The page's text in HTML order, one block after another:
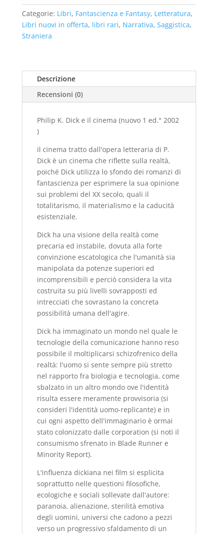
Dick
e
il
cinema
ed.
quantità
Categorie: Libri, Fantascienza e Fantasy, Letteratura,
Libri nuovi in offerta, libri rari, Narrativa, Saggistica,
Straniera
Descrizione
Recensioni (0)
Philip K. Dick e il cinema (nuovo 1 ed.° 2002
)
il cinema tratto dall'opera letteraria di P.
Dick è un cinema che riflette sulla realtà,
poiché Dick utilizza lo sfondo dei romanzi di
fantascienza per esprimere la sua opinione
sui problemi del XX secolo, quali il
totalitarismo, il materialismo e la caducità
esistenziale.
Dick ha una visione della realtà come
precaria ed instabile, dovuta alla forte
convinzione escatologica che l'umanità sia
manipolata da potenze superiori ed
incomprensibili e perciò considera la vita
costruita su più livelli sovrapposti ed
intrecciati che sovrastano la concreta
possibilità umana dell'agire.
Dick ha immaginato un mondo nel quale le
tecnologie della comunicazione hanno reso
possibile il moltiplicarsi schizofrenico della
realtà: l'uomo si sente sempre più stretto
nel rapporto fra biologia e tecnologia, come
sbalzato in un altro mondo ove l'identità
risulta essere meramente provvisoria (si
consideri l'identità uomo-replicante) e in
cui ogni aspetto dell'immaginario è ormai
stato colonizzato dalle corporation (si noti il
consumismo sfrenato in Blade Runner e
Minority Report).
L'influenza dickiana nei film si esplicita
soprattutto nelle questioni filosofiche,
ecologiche e sociali sollevate dall'autore:
paranoia, alienazione, sterilità emotiva
degli uomini, universi che cadono a pezzi
verso un progressivo sfaldamento di un